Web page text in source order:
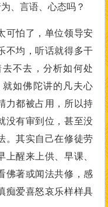
、言语、心态吗？
可怕了，单位领导安
不均，听话就得多干
不去，分析如何处
如佛陀讲的凡夫心
力都被占用，所以持
没有审到位，甚至没
。其实自己在修徒劳
醒来上供、早课、
佛著或闻法共修，感
痴爱喜怒哀乐样样具